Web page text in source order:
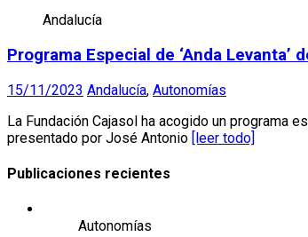
Andalucía
Programa Especial de ‘Anda
15/11/2023 Andalucía, Autonomías
La Fundación Cajasol ha acogido un programa
presentado por José Antonio [leer todo]
Publicaciones recientes
Autonomías